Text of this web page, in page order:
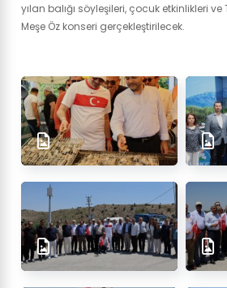
yılan balığı söyleşileri, çocuk etkinlikleri ve
Meşe Öz konseri gerçekleştirilecek.